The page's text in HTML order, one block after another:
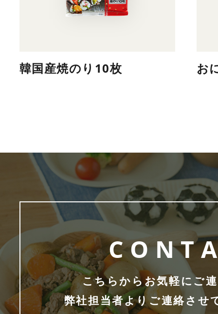
韓国産焼のり10枚 お
こちらからお気軽にご
弊社担当者よりご連絡させ